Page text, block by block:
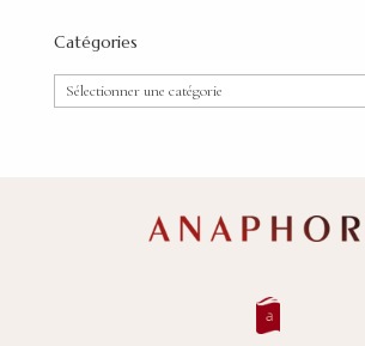
Catégories
Catégories